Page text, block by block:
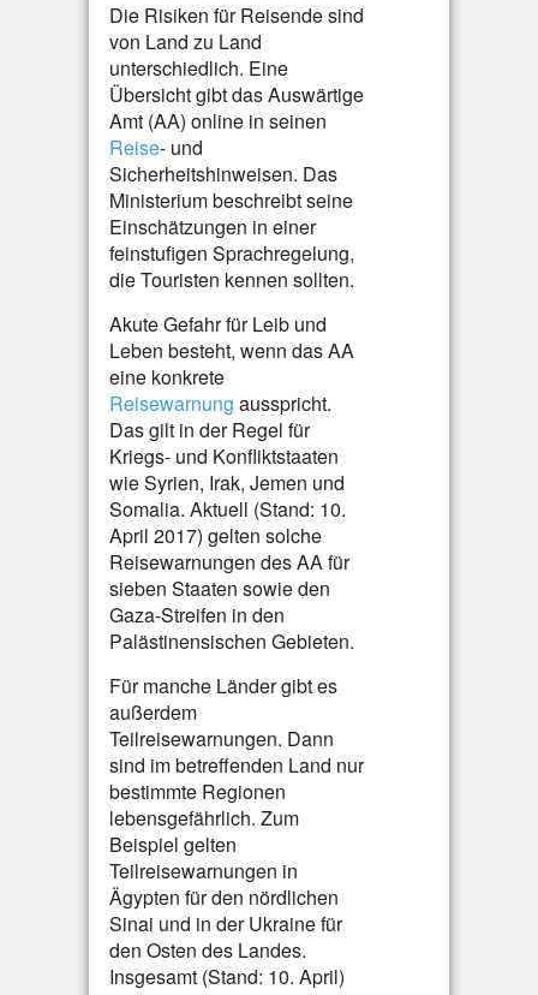
Die Risiken für Reisende sind
von Land zu Land
unterschiedlich. Eine
Übersicht gibt das Auswärtige
Amt (AA) online in seinen
Reise- und
Sicherheitshinweisen. Das
Ministerium beschreibt seine
Einschätzungen in einer
feinstufigen Sprachregelung,
die Touristen kennen sollten.
Akute Gefahr für Leib und
Leben besteht, wenn das AA
eine konkrete
Reisewarnung ausspricht.
Das gilt in der Regel für
Kriegs- und Konfliktstaaten
wie Syrien, Irak, Jemen und
Somalia. Aktuell (Stand: 10.
April 2017) gelten solche
Reisewarnungen des AA für
sieben Staaten sowie den
Gaza-Streifen in den
Palästinensischen Gebieten.
Für manche Länder gibt es
außerdem
Teilreisewarnungen. Dann
sind im betreffenden Land nur
bestimmte Regionen
lebensgefährlich. Zum
Beispiel gelten
Teilreisewarnungen in
Ägypten für den nördlichen
Sinai und in der Ukraine für
den Osten des Landes.
Insgesamt (Stand: 10. April)